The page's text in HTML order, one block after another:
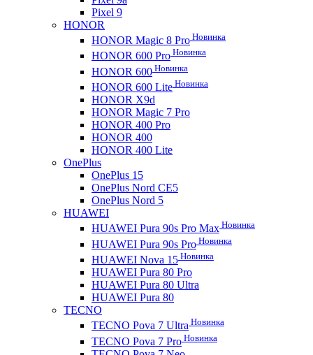
Pixel 9
HONOR
HONOR Magic 8 Pro Новинка
HONOR 600 Pro Новинка
HONOR 600 Новинка
HONOR 600 Lite Новинка
HONOR X9d
HONOR Magic 7 Pro
HONOR 400 Pro
HONOR 400
HONOR 400 Lite
OnePlus
OnePlus 15
OnePlus Nord CE5
OnePlus Nord 5
HUAWEI
HUAWEI Pura 90s Pro Max Новинка
HUAWEI Pura 90s Pro Новинка
HUAWEI Nova 15 Новинка
HUAWEI Pura 80 Pro
HUAWEI Pura 80 Ultra
HUAWEI Pura 80
TECNO
TECNO Pova 7 Ultra Новинка
TECNO Pova 7 Pro Новинка